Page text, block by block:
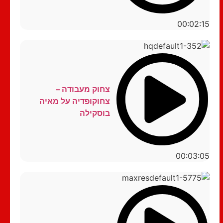
00:02:15
00:03:05
צחוק מעבודה –
צחוקופדיה על מאיה
בוסקילה